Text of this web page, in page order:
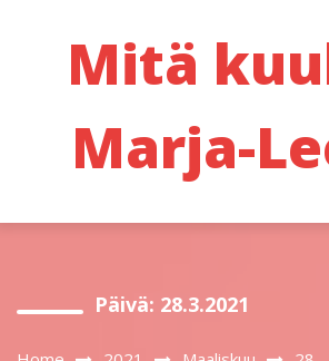
Mitä
Marja-
Päivä: 28.3.2021